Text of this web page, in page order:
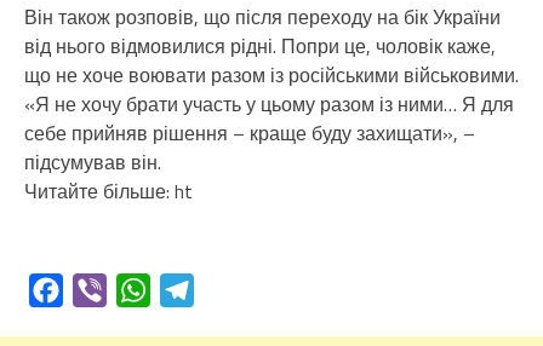
Він також розповів, що після переходу на бік України
від нього відмовилися рідні. Попри це, чоловік каже,
що не хоче воювати разом із російськими військовими.
«Я не хочу брати участь у цьому разом із ними… Я для
себе прийняв рішення – краще буду захищати», –
підсумував він.
Читайте більше: ht
Facebook
Viber WhatsApp